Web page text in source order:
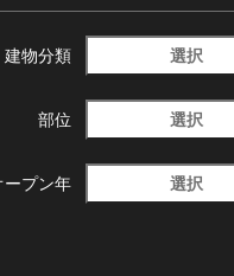
建物分類 選択
部位 選択
ープン年 選択